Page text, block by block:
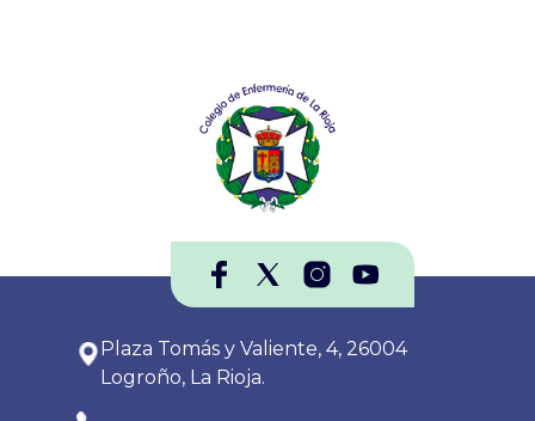
Plaza Tomás y Valiente, 4, 26004
Logroño, La Rioja.